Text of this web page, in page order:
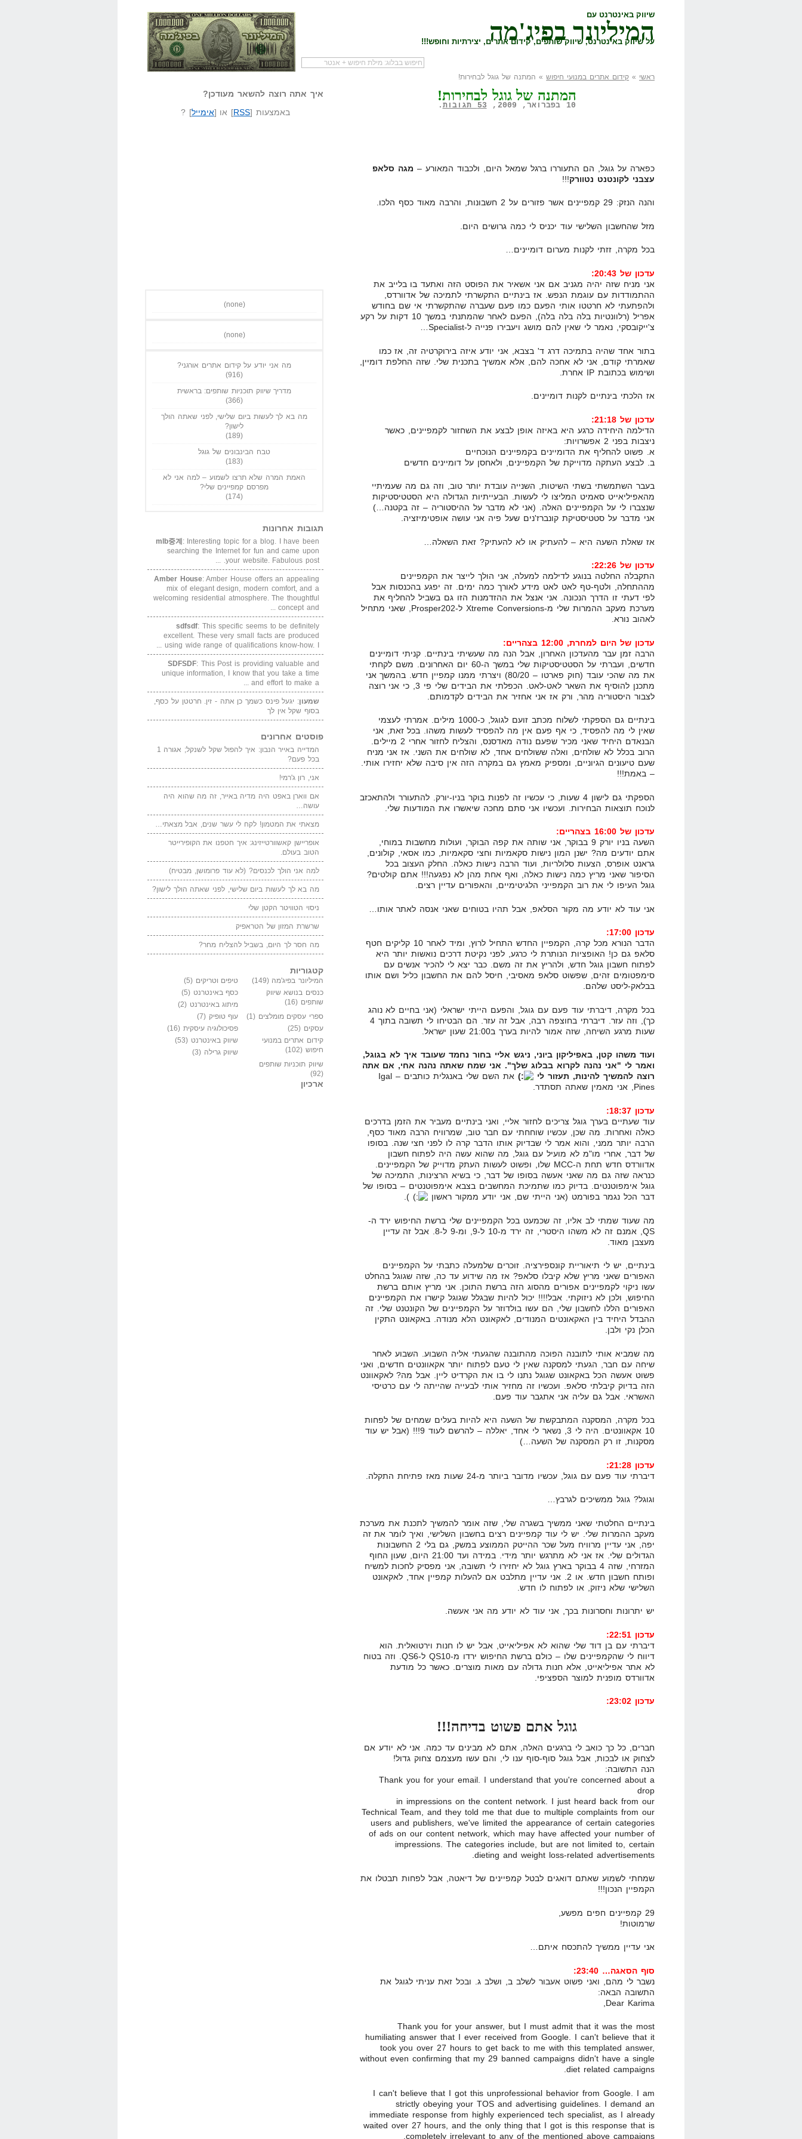
שיווק באינטרנט עם
המיליונר בפיג'מה
על שיווק באינטרנט, שיווק שותפים, קידום אתרים, יצירתיות וחופש!!!
שאל שאלה המיליונר בפיג'מה שיווק שותפים
ראשי » קידום אתרים במנועי חיפוש» המתנה של גוגל לבחירות!
המתנה של גוגל לבחירות!
10 בפברואר, 2009, 53 תגובות .
כפארה על גוגל, הם התעוררו ברגל שמאל היום, ולכבוד המאורע – מגה סלאפ
עצבני לקונטנט נטוורק!!!
והנה הנזק: 29 קמפיינים אשר פזורים על 2 חשבונות, והרבה מאוד כסף הלכו.
מזל שהחשבון השלישי עוד יכניס לי כמה גרושים היום.
בכל מקרה, זזתי לקנות מערום דומיינים…
עדכון של 20:43:
אני מניח שזה יהיה מגניב אם אני אשאיר את הפוסט הזה ואתעד בו בלייב את
ההתמודדות עם עוגמת הנפש. אז בינתיים התקשרתי לתמיכה של אדוורדס,
ולהפתעתי לא חרטטו אותי הפעם כמו פעם שעברה שהתקשרתי אי שם בחודש
אפריל (רלוונטיות בלה בלה בלה), הפעם לאחר שהמתנתי במשך 10 דקות על רקע
צ'ייקובסקי, נאמר לי שאין להם מושג ויעבירו פנייה ל-Specialist…
בתור אחד שהיה בתמיכה דרג ד' בצבא, אני יודע איזה בירוקרטיה זה, אז כמו
שאמרתי קודם, אני לא אחכה להם, אלא אמשיך בתכנית שלי. שזה החלפת דומיין,
ושימוש בכתובת IP אחרת.
אז הלכתי בינתיים לקנות דומיינים.
עדכון של 21:18:
הדילמה היחידה כרגע היא באיזה אופן לבצע את השחזור לקמפיינים, כאשר
ניצבות בפני 2 אפשרויות:
א. פשוט להחליף את הדומיינים בקמפיינים הנוכחיים
ב. לבצע העתקה מדוייקת של הקמפיינים, ולאחסן על דומיינים חדשים
בעבר השתמשתי בשתי השיטות, השנייה עובדת יותר טוב, וזה גם מה שעמיתיי
מהאפיליאייט סאמיט המליצו לי לעשות. הבעייתיות הגדולה היא הסטטיסטיקות
שנצברו לי על הקמפיינים האלה. (אני לא מדבר על ההיסטוריה – זה בקטנה…)
אני מדבר על סטטיסטיקת קונברז'נים שעל פיה אני עושה אופטימיזציה.
אז שאלת השעה היא – להעתיק או לא להעתיק? זאת השאלה…
עדכון של 22:26:
התקבלה החלטה בנוגע לדילמה למעלה, אני הולך לייצר את הקמפיינים
מההתחלה, ולטף-טף לאט לאט מידע לאורך כמה ימים. זה יפגע בהכנסות אבל
לפי דעתי זו הדרך הנכונה. אני אנצל את ההזדמנות הזו גם בשביל להחליף את
מערכת מעקב ההמרות שלי מ-Xtreme Conversions ל-Prosper202, שאני מתחיל
לאהוב נורא.
עדכון של היום למחרת, 12:00 בצהריים:
הרבה זמן עבר מהעדכון האחרון, אבל הנה מה שעשיתי בינתיים. קניתי דומיינים
חדשים, ועברתי על הסטטיסטיקות שלי במשך ה-60 יום האחרונים. משם לקחתי
את מה שהכי עובד (חוק פארטו – 80/20) ויצרתי ממנו קמפיין חדש. בהמשך אני
מתכנן להוסיף את השאר לאט-לאט. הכפלתי את הבידים שלי פי 3, כי אני רוצה
לצבור היסטוריה מהר, ורק אז אני אחזיר את הבידים לקדמותם.
בינתיים גם הספקתי לשלוח מכתב זועם לגוגל, כ-1000 מילים. אמרתי לעצמי
שאין לי מה להפסיד, כי אף פעם אין מה להפסיד לעשות משהו. בכל זאת, אני
הבנאדם היחיד שאני מכיר שפעם נודה מאדסנס, והצליח לחזור אחרי 2 מיילים.
הרוב בכלל לא שולחים, ואלה ששולחים אחד, לא שולחים את השני. אז אני מניח
שעם טיעונים הגיוניים, ומספיק מאמץ גם במקרה הזה אין סיבה שלא יחזירו אותי.
– באמת!!!
הספקתי גם לישון 4 שעות, כי עכשיו זה לפנות בוקר בניו-יורק. להתעורר ולהתאכזב
לנוכח תוצאות הבחירות. ועכשיו אני סתם מחכה שיאשרו את המודעות שלי.
עדכון של 16:00 בצהריים:
השעה בניו יורק 9 בבוקר, אני שותה את קפה הבוקר, ועולות מחשבות במוחי,
אתם יודעים מה? ישנן המון נישות סקאמיות וחצי סקאמיות, כמו אסאי, קולונים,
גראנט אופרס, הצעות סלולריות, ועוד הרבה נישות כאלה. החלק העצוב בכל
הסיפור שאני מריץ כמה נישות כאלה, ואף אחת מהן לא נפגעה!!! אתם קולטים?
גוגל העיפו לי את רוב הקמפייני הלגיטימיים, והאפורים עדיין רצים.
אני עוד לא יודע מה מקור הסלאפ, אבל תהיו בטוחים שאני אנסה לאתר אותו…
עדכון 17:00:
הדבר הנורא מכל קרה, הקמפיין החדש התחיל לרוץ, ומיד לאחר 10 קליקים חטף
סלאפ גם כן! האופציות הנותרת לי כרגע, לפני נקיטת דרכים נואשות יותר היא
לפתוח חשבון גוגל חדש, ולהריץ את זה משם. כבר יצא לי להכיר אנשים עם
סימפטומים זהים, שפשוט סלאפ מאסיבי, חיסל להם את החשבון כליל ושם אותו
בבלאק-ליסט שלהם.
בכל מקרה, דיברתי עוד פעם עם גוגל, והפעם הייתי ישראלי (אני בחיים לא נוהג
כך), וזה עזר. דיברתי בחוצפה רבה, אבל זה עזר. הם הבטיחו לי תשובה בתוך 4
שעות מרגע השיחה, שזה אמור להיות בערך ב21:00 שעון ישראל.
ועוד משהו קטן, באפיליקון ביוני, ניגש אליי בחור נחמד שעובד איך לא בגוגל,
ואמר לי "אני נהנה לקרוא בבלוג שלך". אני שמח שאתה נהנה אחי, אם אתה
רוצה להמשיך להינות, תעזור לי
את השם שלי באנגלית כותבים – Igal
Pines, אני מאמין שאתה תסתדר.
עדכון 18:37:
עוד שעתיים בערך גוגל צריכים לחזור אליי, ואני בינתיים מעביר את הזמן בדרכים
כאלה ואחרות. מה שכן, עכשיו שוחחתי עם חבר טוב, שמרוויח הרבה מאוד כסף,
הרבה יותר ממני, והוא אמר לי שבדיוק אותו הדבר קרה לו לפני חצי שנה. בסופו
של דבר, אחרי מו"מ לא מועיל עם גוגל, מה שהוא עשה היה לפתוח חשבון
אדוורדס חדש תחת ה-MCC שלו, ופשוט לעשות העתק מדוייק של הקמפיינים.
כנראה שזה גם מה שאני אעשה בסופו של דבר, כי בשיא הרצינות, התמיכה של
גוגל אימפוטנטים. בדיוק כמו שתמיכת המחשבים בצבא אימפוטנטים – בסופו של
דבר הכל נגמר בפורמט (אני הייתי שם, אני יודע ממקור ראשון
).
מה שעוד שמתי לב אליו, זה שכמעט בכל הקמפיינים שלי ברשת החיפוש ירד ה-
QS, אמנם זה לא משהו היסטרי, זה ירד מ-10 ל-9, ומ-9 ל-8. אבל זה עדיין
מעצבן מאוד.
בינתיים, יש לי תיאוריית קונספירציה. זוכרים שלמעלה כתבתי על הקמפיינים
האפורים שאני מריץ שלא קיבלו סלאפ? אז מה שידוע עד כה, שזה שגוגל בהחלט
עשו ניקוי לקמפיינים אפורים מהסוג הזה ברשת התוכן. אני מריץ אותם ברשת
החיפוש, ולכן לא ניזוקתי. אבל!!!! יכול להיות שבגלל שגוגל קישרו את הקמפיינים
האפורים הללו לחשבון שלי, הם עשו בולדוזר על הקמפיינים של הקונטנט שלי. זה
ההבדל היחיד בין האקאונטים המנודים, לאקאונט הלא מנודה. באקאונט התקין
הכלן נקי ולבן.
מה שמביא אותי לתובנה הפוכה מהתובנה שהגעתי אליה השבוע. השבוע לאחר
שיחה עם חבר, הגעתי למסקנה שאין לי טעם לפתוח יותר אקאוונטים חדשים, ואני
פשוט אעשה הכל באקאונט שגוגל נתנו לי בו את הקרדיט ליין. אבל מה? לאקאוונט
הזה בדיוק קיבלתי סלאפ. ועכשיו זה מחזיר אותי לבעייה שהייתה לי עם כרטיסי
האשראי. אבל גם עליה אני אתגבר עוד פעם.
בכל מקרה, המסקנה המתבקשת של השעה היא להיות בעלים שמחים של לפחות
10 אקאוונטים. היה לי 3, נשאר לי אחד, יאללה – להרשם לעוד 9!!! (אבל יש עוד
מסקנות, זו רק המסקנה של השעה…)
עדכון 21:28:
דיברתי עוד פעם עם גוגל, עכשיו מדובר ביותר מ-24 שעות מאז פתיחת התקלה.
וגוגל? גוגל ממשיכים לגרבץ…
בינתיים החלטתי שאני ממשיך בשגרה שלי, שזה אומר להמשיך לתכנת את מערכת
מעקב ההמרות שלי. יש לי עוד קמפיינים רצים בחשבון השלישי, ואיך לומר את זה
יפה, אני עדיין מרוויח מעל שכר ההייטק הממוצע במשק, גם בלי 2 החשבונות
הגדולים שלי. אז אני לא מתרגש יותר מידי. במידה ועד 21:00 היום, שעון החוף
המזרחי, שזה 4 בבוקר בארץ גוגל לא יחזירו לי תשובה, אני מפסיק לחכות למשיח
ופותח חשבון חדש. או 2. אני עדיין מתלבט אם להעלות קמפיין אחד, לאקאונט
השלישי שלא ניזוק, או לפתוח לו חדש.
יש יתרונות וחסרונות בכך, אני עוד לא יודע מה אני אעשה.
עדכון 22:51:
דיברתי עם בן דוד שלי שהוא לא אפיליאייט, אבל יש לו חנות וירטואלית. הוא
דיווח לי שהקמפיינים שלו – כולם ברשת החיפוש ירדו מ-QS10 ל-QS6. וזה בטוח
לא אתר אפיליאייט, אלא חנות גדולה עם מאות מוצרים. כאשר כל מודעת
אדוורדס מופנית למוצר הספציפי.
עדכון 23:02:
גוגל אתם פשוט בדיחה!!!
חברים, כל כך כואב לי ברגעים האלה, אתם לא מבינים עד כמה. אני לא יודע אם
לצחוק או לבכות, אבל גוגל סוף-סוף ענו לי, והם עשו מעצמם צחוק גדול!
הנה התשובה:
Thank you for your email. I understand that you're concerned about a
drop
in impressions on the content network. I just heard back from our
Technical Team, and they told me that due to multiple complaints from our
users and publishers, we've limited the appearance of certain categories
of ads on our content network, which may have affected your number of
impressions. The categories include, but are not limited to, certain
dieting and weight loss-related advertisements.
שמחתי לשמוע שאתם דואגים לבטל קמפיינים של דיאטה, אבל לפחות תבטלו את
הקמפיין הנכון!!!
29 קמפיינים חפים מפשע,
שרמוטות!
אני עדיין ממשיך להתכסח איתם…
סוף הסאגה… 23:40:
נשבר לי מהם, ואני פשוט אעבור לשלב ב, ושלב ג. ובכל זאת עניתי לגוגל את
התשובה הבאה:
Dear Karima,
Thank you for your answer, but I must admit that it was the most
humiliating answer that I ever received from Google. I can't believe that it
took you over 27 hours to get back to me with this templated answer,
without even confirming that my 29 banned campaigns didn't have a single
diet related campaigns.
I can't believe that I got this unprofessional behavior from Google. I am
strictly obeying your TOS and advertising guidelines. I demand an
immediate response from highly experienced tech specialist, as I already
waited over 27 hours, and the only thing that I got is this response that is
completely irrelevant to any of the mentioned above campaigns.
איך אתה רוצה להשאר מעודכן?
באמצעות [RSS] או [אימייל] ?
(none)
(none)
מה אני יודע על קידום אתרים אורגני?
(916)
מדריך שיווק תוכניות שותפים: בראשית
(366)
מה בא לך לעשות ביום שלישי, לפני שאתה הולך
לישון?
(189)
טבח הבינבונים של גוגל
(183)
האמת המרה שלא תרצו לשמוע – למה אני לא
מפרסם קמפיינים שלי?
(174)
תגובות אחרונות
mlb중계 : Interesting topic for a blog. I have been
searching the Internet for fun and came upon
your website. Fabulous post. ...
Amber House: Amber House offers an appealing
mix of elegant design, modern comfort, and a
welcoming residential atmosphere. The thoughtful
concept and ...
sdfsdf: This specific seems to be definitely
excellent. These very small facts are produced
using wide range of qualifications know-how. I ...
SDFSDF: This Post is providing valuable and
unique information, I know that you take a time
and effort to make a ...
שמעון: יגעל פינס כשמך כן אתה - זין. חרטטן על כסף,
בסוף שקל אין לך
פוסטים אחרונים
המדייה באייר הנבון: איך להפול שקל לשנקל; אגורה 1
בכל פעם?
אני, רון ג'רמי!
אם ווארן באפט היה מדיה באייר, זה מה שהוא היה
עושה…
מצאתי את המטמון! לקח לי עשר שנים, אבל מצאתי…
אופריישן קאשוורטייזינג: איך חטפנו את הקופירייטר
הטוב בעולם.
למה אני הולך לכנסים? (לא עוד פרומושן, מבטיח)
מה בא לך לעשות ביום שלישי, לפני שאתה הולך לישון?
ניסוי הטוויטר הקטן שלי
שרשרת המזון של הטראפיק
מה חסר לך היום, בשביל להצליח מחר?
קטגוריות
המיליונר בפיג'מה (149) טיפים וטריקים (5)
כנסים בנושא שיווק
שותפים (16)
כסף באינטרנט (5)
מיתוג באינטרנט (2)
ספרי עסקים מומלצים (1) עוף טופיק (7)
עסקים (25) פסיכולוגיה עיסקית (16)
קידום אתרים במנועי
חיפוש (102)
שיווק באינטרנט (53)
שיווק גרילה (3)
שיווק תוכניות שותפים
(92)
ארכיון